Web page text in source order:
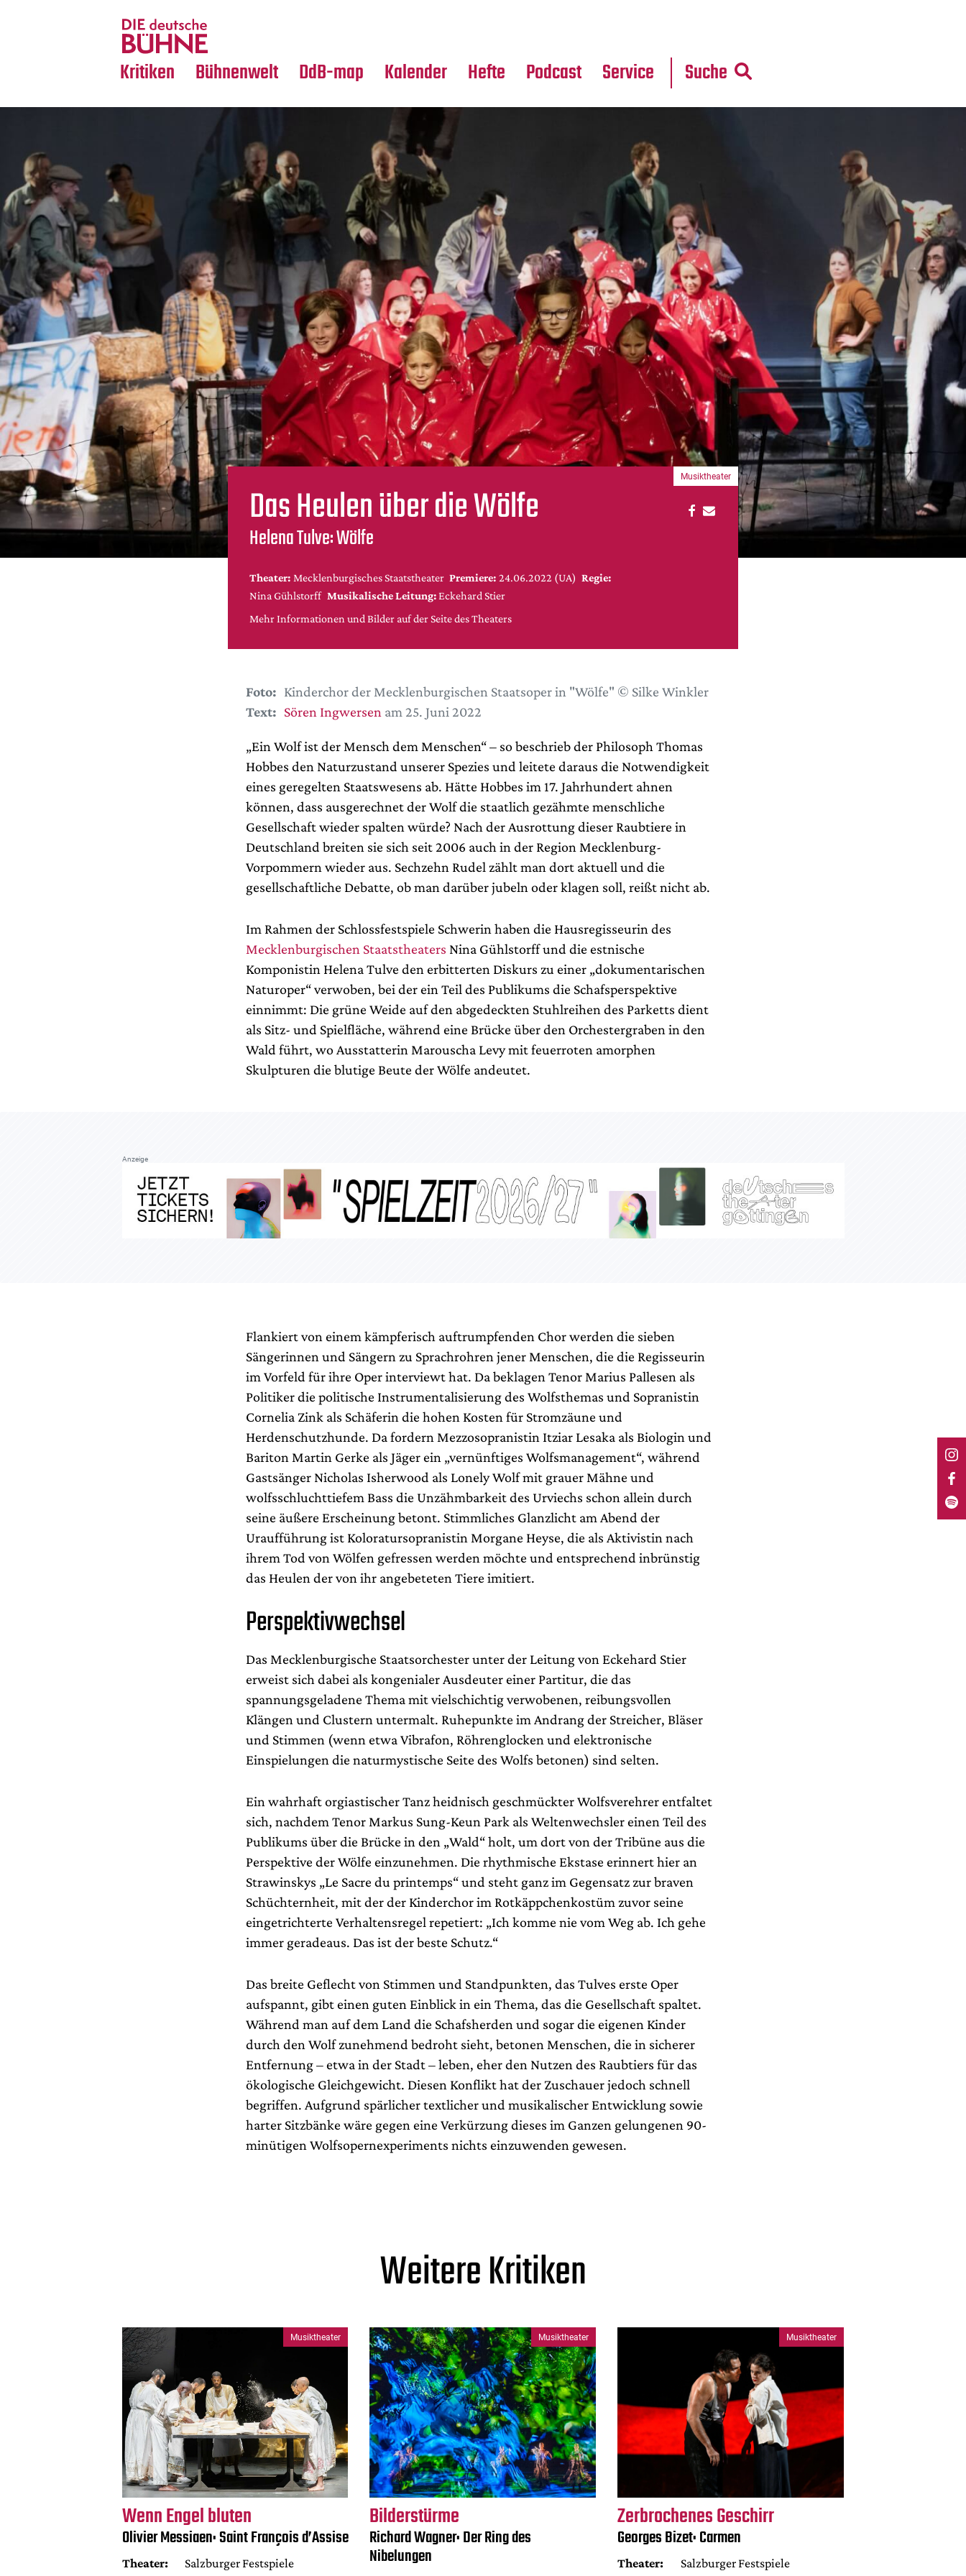
Kritiken
Crossover
Bühnenwelt
Medientipps
DdB-map Kalender Hefte Podcast Service Suche
Das Heulen über die Wölfe
Helena Tulve: Wölfe
Theater: Mecklenburgisches Staatstheater Premiere: 24.06.2022 (UA) Regie:
Nina Gühlstorff Musikalische Leitung: Eckehard Stier
Mehr Informationen und Bilder auf der Seite des Theaters
Musiktheater
Foto: Kinderchor der Mecklenburgischen Staatsoper in "Wölfe" © Silke Winkler
Text: Sören Ingwersen am 25. Juni 2022
„Ein Wolf ist der Mensch dem Menschen“ – so beschrieb der Philosoph Thomas
Hobbes den Naturzustand unserer Spezies und leitete daraus die Notwendigkeit
eines geregelten Staatswesens ab. Hätte Hobbes im 17. Jahrhundert ahnen
können, dass ausgerechnet der Wolf die staatlich gezähmte menschliche
Gesellschaft wieder spalten würde? Nach der Ausrottung dieser Raubtiere in
Deutschland breiten sie sich seit 2006 auch in der Region Mecklenburg-
Vorpommern wieder aus. Sechzehn Rudel zählt man dort aktuell und die
gesellschaftliche Debatte, ob man darüber jubeln oder klagen soll, reißt nicht ab.
Im Rahmen der Schlossfestspiele Schwerin haben die Hausregisseurin des
Mecklenburgischen Staatstheaters Nina Gühlstorff und die estnische
Komponistin Helena Tulve den erbitterten Diskurs zu einer „dokumentarischen
Naturoper“ verwoben, bei der ein Teil des Publikums die Schafsperspektive
einnimmt: Die grüne Weide auf den abgedeckten Stuhlreihen des Parketts dient
als Sitz- und Spielfläche, während eine Brücke über den Orchestergraben in den
Wald führt, wo Ausstatterin Marouscha Levy mit feuerroten amorphen
Skulpturen die blutige Beute der Wölfe andeutet.
Anzeige
Flankiert von einem kämpferisch auftrumpfenden Chor werden die sieben
Sängerinnen und Sängern zu Sprachrohren jener Menschen, die die Regisseurin
im Vorfeld für ihre Oper interviewt hat. Da beklagen Tenor Marius Pallesen als
Politiker die politische Instrumentalisierung des Wolfsthemas und Sopranistin
Cornelia Zink als Schäferin die hohen Kosten für Stromzäune und
Herdenschutzhunde. Da fordern Mezzosopranistin Itziar Lesaka als Biologin und
Bariton Martin Gerke als Jäger ein „vernünftiges Wolfsmanagement“, während
Gastsänger Nicholas Isherwood als Lonely Wolf mit grauer Mähne und
wolfsschluchttiefem Bass die Unzähmbarkeit des Urviechs schon allein durch
seine äußere Erscheinung betont. Stimmliches Glanzlicht am Abend der
Uraufführung ist Koloratursopranistin Morgane Heyse, die als Aktivistin nach
ihrem Tod von Wölfen gefressen werden möchte und entsprechend inbrünstig
das Heulen der von ihr angebeteten Tiere imitiert.
Perspektivwechsel
Das Mecklenburgische Staatsorchester unter der Leitung von Eckehard Stier
erweist sich dabei als kongenialer Ausdeuter einer Partitur, die das
spannungsgeladene Thema mit vielschichtig verwobenen, reibungsvollen
Klängen und Clustern untermalt. Ruhepunkte im Andrang der Streicher, Bläser
und Stimmen (wenn etwa Vibrafon, Röhrenglocken und elektronische
Einspielungen die naturmystische Seite des Wolfs betonen) sind selten.
Ein wahrhaft orgiastischer Tanz heidnisch geschmückter Wolfsverehrer entfaltet
sich, nachdem Tenor Markus Sung-Keun Park als Weltenwechsler einen Teil des
Publikums über die Brücke in den „Wald“ holt, um dort von der Tribüne aus die
Perspektive der Wölfe einzunehmen. Die rhythmische Ekstase erinnert hier an
Strawinskys „Le Sacre du printemps“ und steht ganz im Gegensatz zur braven
Schüchternheit, mit der der Kinderchor im Rotkäppchenkostüm zuvor seine
eingetrichterte Verhaltensregel repetiert: „Ich komme nie vom Weg ab. Ich gehe
immer geradeaus. Das ist der beste Schutz.“
Das breite Geflecht von Stimmen und Standpunkten, das Tulves erste Oper
aufspannt, gibt einen guten Einblick in ein Thema, das die Gesellschaft spaltet.
Während man auf dem Land die Schafsherden und sogar die eigenen Kinder
durch den Wolf zunehmend bedroht sieht, betonen Menschen, die in sicherer
Entfernung – etwa in der Stadt – leben, eher den Nutzen des Raubtiers für das
ökologische Gleichgewicht. Diesen Konflikt hat der Zuschauer jedoch schnell
begriffen. Aufgrund spärlicher textlicher und musikalischer Entwicklung sowie
harter Sitzbänke wäre gegen eine Verkürzung dieses im Ganzen gelungenen 90-
minütigen Wolfsopernexperiments nichts einzuwenden gewesen.
Weitere Kritiken
Musiktheater
Wenn Engel bluten
Olivier Messiaen: Saint François d’Assise
Theater:
Salzburger Festspiele
Musiktheater
Bilderstürme
Richard Wagner: Der Ring des
Nibelungen
Musiktheater
Zerbrochenes Geschirr
Georges Bizet: Carmen
Theater:
Salzburger Festspiele